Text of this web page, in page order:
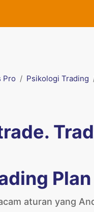
Pro Psikologi Trading
Plan
aturan yang